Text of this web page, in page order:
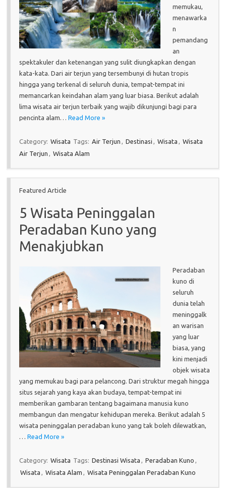
memukau,
menawarka
n
pemandang
an
spektakuler dan ketenangan yang sulit diungkapkan dengan
kata-kata. Dari air terjun yang tersembunyi di hutan tropis
hingga yang terkenal di seluruh dunia, tempat-tempat ini
memancarkan keindahan alam yang luar biasa. Berikut adalah
lima wisata air terjun terbaik yang wajib dikunjungi bagi para
pencinta alam… Read More »
Category: Wisata Tags: Air Terjun , Destinasi , Wisata , Wisata
Air Terjun , Wisata Alam
Featured Article
5 Wisata Peninggalan
Peradaban Kuno yang
Menakjubkan
Peradaban
kuno di
seluruh
dunia telah
meninggalk
an warisan
yang luar
biasa, yang
kini menjadi
objek wisata
yang memukau bagi para pelancong. Dari struktur megah hingga
situs sejarah yang kaya akan budaya, tempat-tempat ini
memberikan gambaran tentang bagaimana manusia kuno
membangun dan mengatur kehidupan mereka. Berikut adalah 5
wisata peninggalan peradaban kuno yang tak boleh dilewatkan,
… Read More »
Category: Wisata Tags: Destinasi Wisata , Peradaban Kuno ,
Wisata , Wisata Alam , Wisata Peninggalan Peradaban Kuno